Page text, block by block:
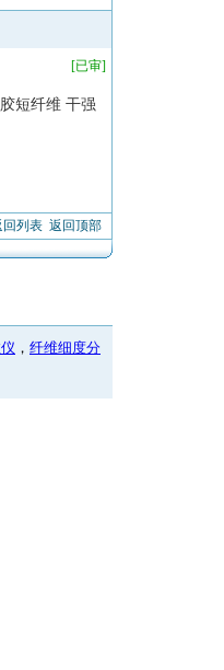
[已审]
短纤维 干强
回列表 返回顶部